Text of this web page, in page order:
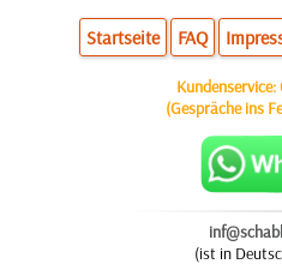
Startseite FAQ
Kundenservice:
(Gespräche ins
(ist in